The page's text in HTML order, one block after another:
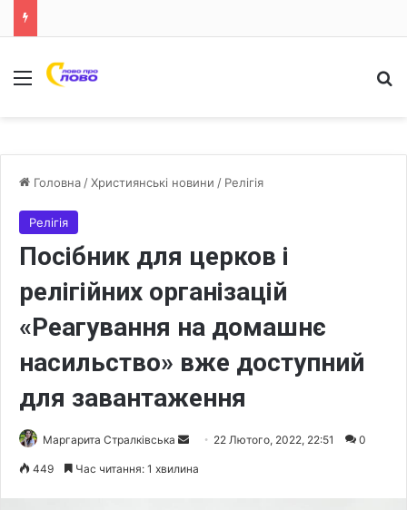
Меню
Головна /Християнські новини / Релігія
Релігія
Посібник для церков і
релігійних організацій
«Реагування на домашнє
насильство» вже доступний
для завантаження
Маргарита Стралківська 22 Лютого, 2022, 22:51 0
449 Час читання: 1 хвилина